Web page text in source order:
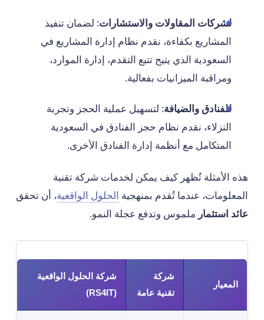
لشركات المقاولات والاستشارات: لضمان تنفيذ
المشاريع بكفاءة، نقدم نظام إدارة المشاريع في
السعودية الذي يتيح تتبع التقدم، إدارة الموارد،
ومراقبة الميزانيات بفعالية.
للفنادق والضيافة: لتسهيل عملية الحجز وتجربة
النزلاء، نقدم نظام حجز الفنادق في السعودية
المتكامل مع أنظمة إدارة الفنادق الأخرى.
هذه الأمثلة تُظهر كيف يمكن لخدمات شركة تقنية
المعلومات، عندما تُقدم بمنهجية الحلول الواقعية، أن تحقق
عائد استثمار ملموس وتدفع عجلة النمو.
المعيار
شركة
تقنية عامة
شركة الحلول الواقعية
(RS4IT)